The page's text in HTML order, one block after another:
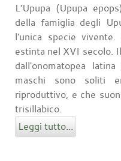
L'Upupa (Upupa
della famiglia degli
l'unica specie
estinta nel XVI secolo.
dall'onomatopea
maschi sono soliti
riproduttivo, e che
trisillabico.
Leggi tutto...